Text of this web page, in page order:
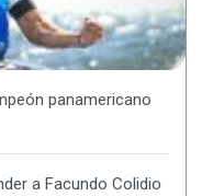
panamericano
a Facundo Colidio